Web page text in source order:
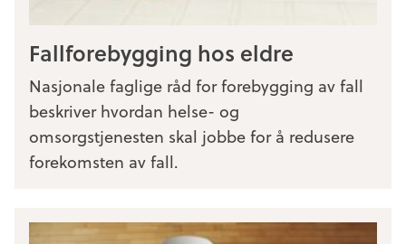
Fallforebygging hos eldre
Nasjonale faglige råd for forebygging av fall
beskriver hvordan helse- og
omsorgstjenesten skal jobbe for å redusere
forekomsten av fall.